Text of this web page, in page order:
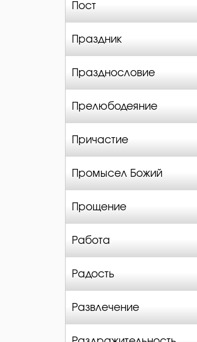
Пост
Праздник
Празднословие
Прелюбодеяние
Причастие
Промысел Божий
Прощение
Работа
Радость
Развлечение